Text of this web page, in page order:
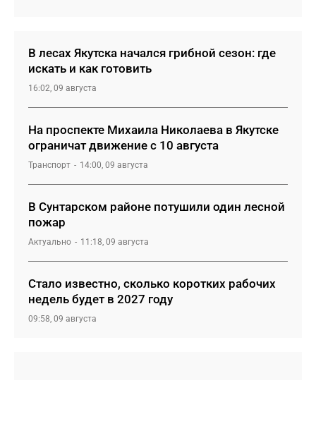
В лесах Якутска начался грибной сезон: где
искать и как готовить
16:02, 09 августа
На проспекте Михаила Николаева в Якутске
ограничат движение с 10 августа
Транспорт 14:00, 09 августа
В Сунтарском районе потушили один лесной
пожар
Актуально 11:18, 09 августа
Стало известно, сколько коротких рабочих
недель будет в 2027 году
09:58, 09 августа